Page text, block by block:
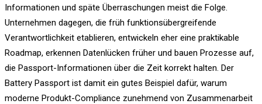
Informationen und späte Überraschungen meist die Folge.
Unternehmen dagegen, die früh funktionsübergreifende
Verantwortlichkeit etablieren, entwickeln eher eine praktikable
Roadmap, erkennen Datenlücken früher und bauen Prozesse auf,
die Passport-Informationen über die Zeit korrekt halten. Der
Battery Passport ist damit ein gutes Beispiel dafür, warum
moderne Produkt-Compliance zunehmend von Zusammenarbeit